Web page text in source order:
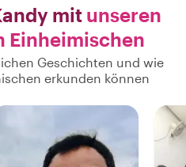
mit unseren
Einheimischen
Geschichten und wie
erkunden können